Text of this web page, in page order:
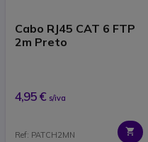
Cabo RJ45 CAT 6 FTP
2m Preto
4,95 € s/iva
Ref: PATCH2MN